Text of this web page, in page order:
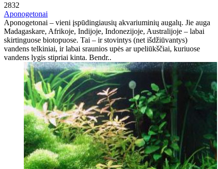
2832
Aponogetonai
Aponogetonai – vieni įspūdingiausių akvariuminių augalų. Jie auga
Madagaskare, Afrikoje, Indijoje, Indonezijoje, Australijoje – labai
skirtinguose biotopuose. Tai – ir stovintys (net išdžiūvantys)
vandens telkiniai, ir labai sraunios upės ar upeliūkščiai, kuriuose
vandens lygis stipriai kinta. Bendr..